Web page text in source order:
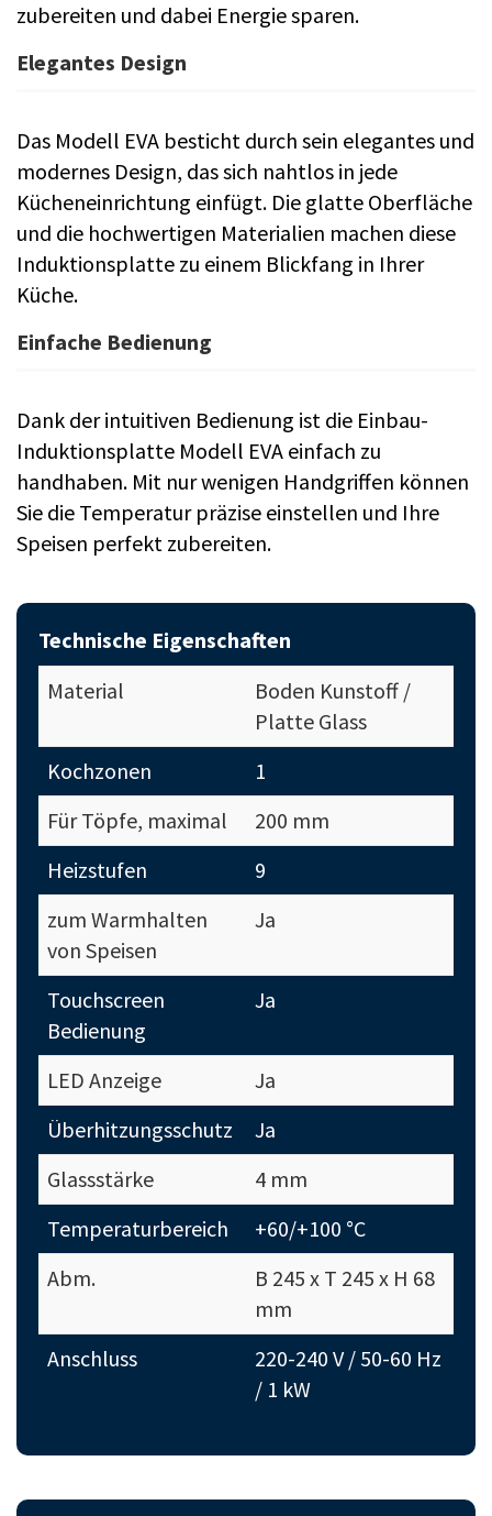
zubereiten und dabei Energie sparen.
Elegantes Design
Das Modell EVA besticht durch sein elegantes und
modernes Design, das sich nahtlos in jede
Kücheneinrichtung einfügt. Die glatte Oberfläche
und die hochwertigen Materialien machen diese
Induktionsplatte zu einem Blickfang in Ihrer
Küche.
Einfache Bedienung
Dank der intuitiven Bedienung ist die Einbau-
Induktionsplatte Modell EVA einfach zu
handhaben. Mit nur wenigen Handgriffen können
Sie die Temperatur präzise einstellen und Ihre
Speisen perfekt zubereiten.
Technische Eigenschaften
Material
Boden Kunstoff /
Platte Glass
Kochzonen
1
Für Töpfe, maximal
200 mm
Heizstufen
9
zum Warmhalten
von Speisen
Ja
Touchscreen
Bedienung
Ja
LED Anzeige
Ja
Überhitzungsschutz
Ja
Glassstärke
4 mm
Temperaturbereich
+60/+100 °C
Abm.
B 245 x T 245 x H 68
mm
Anschluss
220-240 V / 50-60 Hz
/ 1 kW